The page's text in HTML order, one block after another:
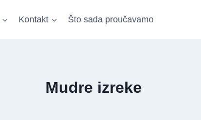
Kontakt Što sada proučavamo
Mudre izreke